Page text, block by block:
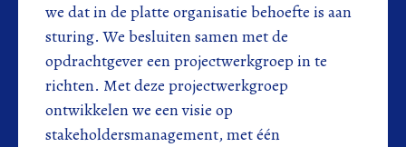
we dat in de platte organisatie behoefte is aan
sturing. We besluiten samen met de
opdrachtgever een projectwerkgroep in te
richten. Met deze projectwerkgroep
ontwikkelen we een visie op
stakeholdersmanagement, met één